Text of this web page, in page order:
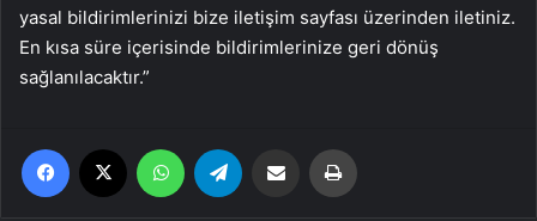
yasal bildirimlerinizi bize iletişim sayfası üzerinden iletiniz.
En kısa süre içerisinde bildirimlerinize geri dönüş
sağlanılacaktır.”
Facebook WhatsApp Email'den paylaş